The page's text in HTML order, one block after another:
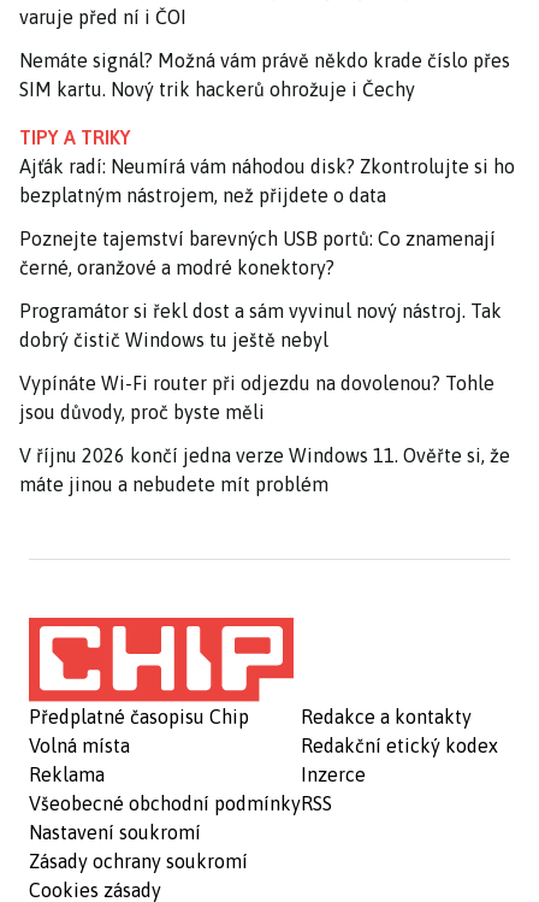
varuje před ní i ČOI
Nemáte signál? Možná vám právě někdo krade číslo přes
SIM kartu. Nový trik hackerů ohrožuje i Čechy
TIPY A TRIKY
Ajťák radí: Neumírá vám náhodou disk? Zkontrolujte si ho
bezplatným nástrojem, než přijdete o data
Poznejte tajemství barevných USB portů: Co znamenají
černé, oranžové a modré konektory?
Programátor si řekl dost a sám vyvinul nový nástroj. Tak
dobrý čistič Windows tu ještě nebyl
Vypínáte Wi-Fi router při odjezdu na dovolenou? Tohle
jsou důvody, proč byste měli
V říjnu 2026 končí jedna verze Windows 11. Ověřte si, že
máte jinou a nebudete mít problém
Předplatné časopisu Chip
Volná místa
Reklama
Všeobecné obchodní podmínky
Nastavení soukromí
Zásady ochrany soukromí
Cookies zásady
Redakce a kontakty
Redakční etický kodex
Inzerce
RSS